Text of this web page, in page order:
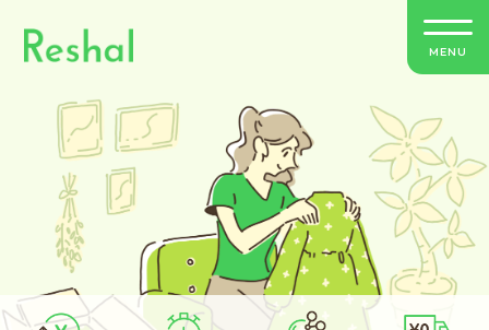
リシャールの特徴
買取方法のご案内
取扱いブランド
よくあるご質問
MENU